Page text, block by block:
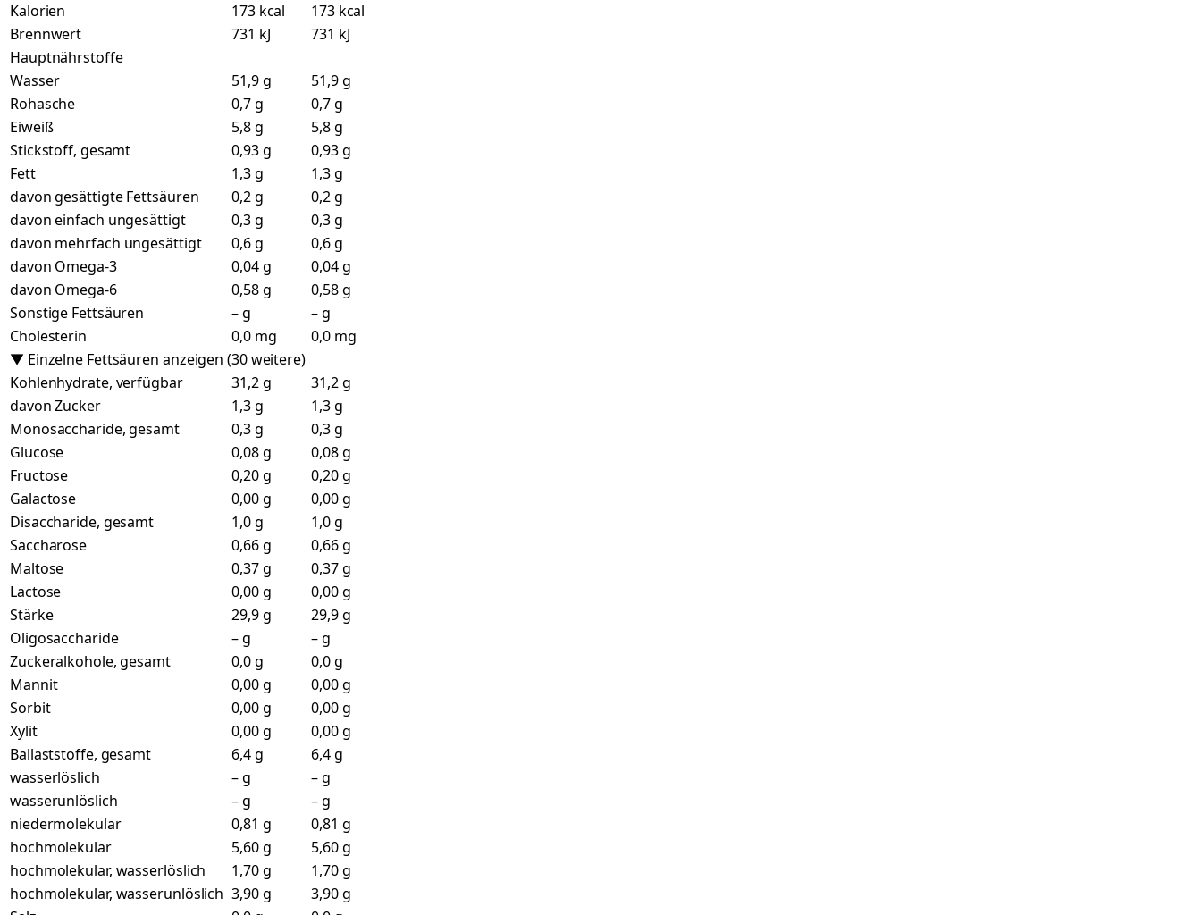
Kalorien
173 kcal
173 kcal
Brennwert
731 kJ
731 kJ
Hauptnährstoffe
Wasser
51,9 g
51,9 g
Rohasche
0,7 g
0,7 g
Eiweiß
5,8 g
5,8 g
Stickstoff, gesamt
0,93 g
0,93 g
Fett
1,3 g
1,3 g
davon gesättigte Fettsäuren
0,2 g
0,2 g
davon einfach ungesättigt
0,3 g
0,3 g
davon mehrfach ungesättigt
0,6 g
0,6 g
davon Omega-3
0,04 g
0,04 g
davon Omega-6
0,58 g
0,58 g
Sonstige Fettsäuren
– g
– g
Cholesterin
0,0 mg
0,0 mg
▼ Einzelne Fettsäuren anzeigen (30 weitere)
Kohlenhydrate, verfügbar
31,2 g
31,2 g
davon Zucker
1,3 g
1,3 g
Monosaccharide, gesamt
0,3 g
0,3 g
Glucose
0,08 g
0,08 g
Fructose
0,20 g
0,20 g
Galactose
0,00 g
0,00 g
Disaccharide, gesamt
1,0 g
1,0 g
Saccharose
0,66 g
0,66 g
Maltose
0,37 g
0,37 g
Lactose
0,00 g
0,00 g
Stärke
29,9 g
29,9 g
Oligosaccharide
– g
– g
Zuckeralkohole, gesamt
0,0 g
0,0 g
Mannit
0,00 g
0,00 g
Sorbit
0,00 g
0,00 g
Xylit
0,00 g
0,00 g
Ballaststoffe, gesamt
6,4 g
6,4 g
wasserlöslich
– g
– g
wasserunlöslich
– g
– g
niedermolekular
0,81 g
0,81 g
hochmolekular
5,60 g
5,60 g
hochmolekular, wasserlöslich
1,70 g
1,70 g
hochmolekular, wasserunlöslich 3,90 g
3,90 g